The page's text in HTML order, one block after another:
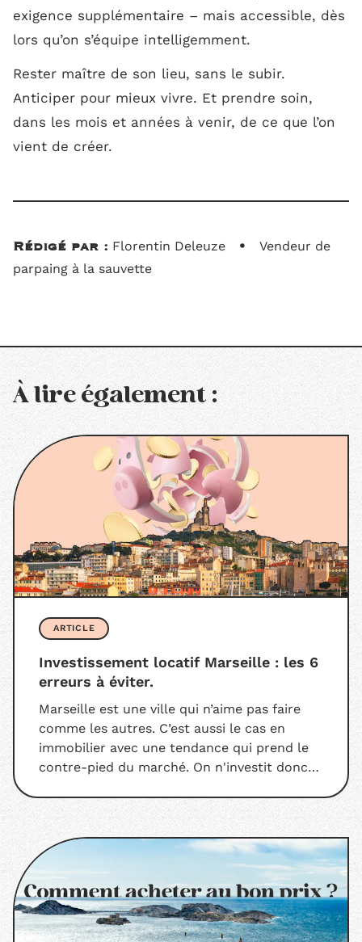
exigence supplémentaire – mais accessible, dès
lors qu’on s’équipe intelligemment.
Rester maître de son lieu, sans le subir.
Anticiper pour mieux vivre. Et prendre soin,
dans les mois et années à venir, de ce que l’on
vient de créer.
Rédigé par : Florentin Deleuze •
Vendeur de
parpaing à la sauvette
À lire également :
ARTICLE
Investissement locatif Marseille : les 6
erreurs à éviter.
Marseille est une ville qui n’aime pas faire
comme les autres. C’est aussi le cas en
immobilier avec une tendance qui prend le
contre-pied du marché. On n'investit donc
comme on peut le faire à Paris, Lyon ou
Bordeaux. Pour t’éviter de tomber dans le
V̶i̶e̶u̶x̶ ̶P̶o̶r̶t̶ panneau, on répond à la question
qui est sur toutes les lèvres : quelles sont
les erreurs à éviter dans un investissement
locatif à Marseille ?